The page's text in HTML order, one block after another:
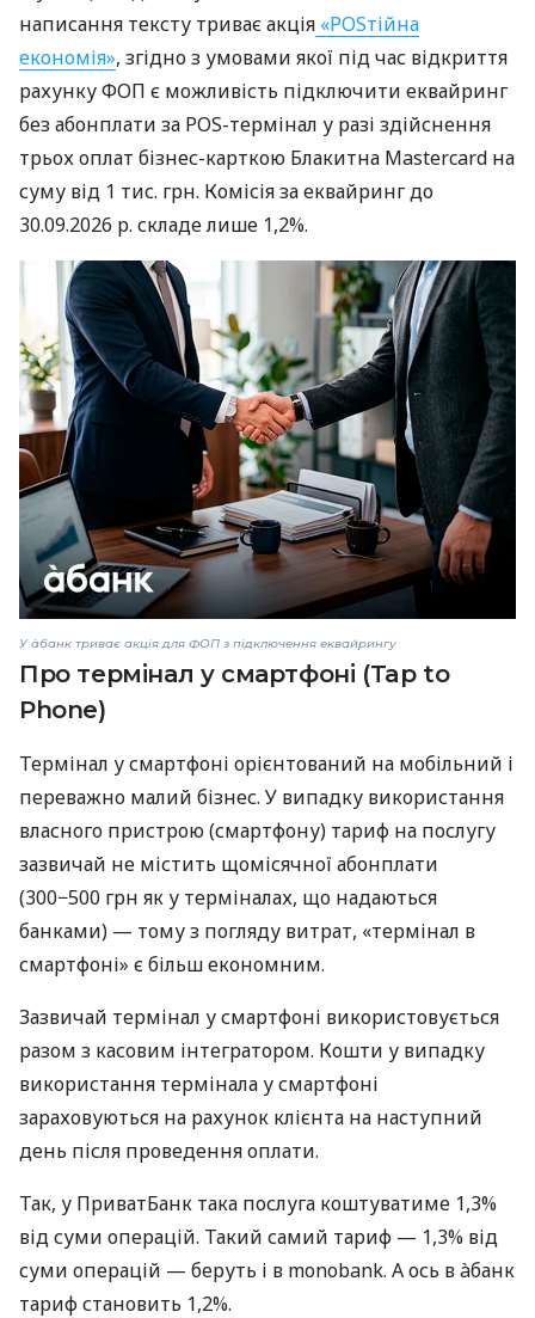
написання тексту триває акція «POSтійна
економія», згідно з умовами якої під час відкриття
рахунку ФОП є можливість підключити еквайринг
без абонплати за POS-термінал у разі здійснення
трьох оплат бізнес-карткою Блакитна Mastercard на
суму від 1 тис. грн. Комісія за еквайринг до
30.09.2026 р. складе лише 1,2%.
У àбанк триває акція для ФОП з підключення еквайрингу
Про термінал у смартфоні (Tap to
Phone)
Термінал у смартфоні орієнтований на мобільний і
переважно малий бізнес. У випадку використання
власного пристрою (смартфону) тариф на послугу
зазвичай не містить щомісячної абонплати
(300−500 грн як у терміналах, що надаються
банками) — тому з погляду витрат, «термінал в
смартфоні» є більш економним.
Зазвичай термінал у смартфоні використовується
разом з касовим інтегратором. Кошти у випадку
використання термінала у смартфоні
зараховуються на рахунок клієнта на наступний
день після проведення оплати.
Так, у ПриватБанк така послуга коштуватиме 1,3%
від суми операцій. Такий самий тариф — 1,3% від
суми операцій — беруть і в monobank. А ось в àбанк
тариф становить 1,2%.